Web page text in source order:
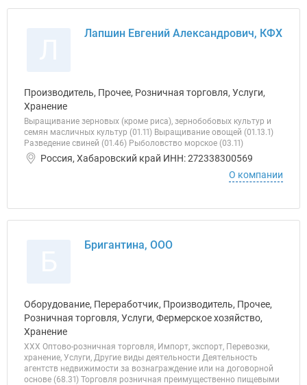
Лапшин Евгений Александрович, КФХ
Производитель, Прочее, Розничная торговля, Услуги,
Хранение
Выращивание зерновых (кроме риса), зернобобовых культур и
семян масличных культур (01.11) Выращивание овощей (01.13.1)
Разведение свиней (01.46) Рыболовство морское (03.11)
Россия, Хабаровский край ИНН: 272338300569
О компании
Бригантина, ООО
Оборудование, Переработчик, Производитель, Прочее,
Розничная торговля, Услуги, Фермерское хозяйство,
Хранение
ХХХ Оптово-розничная торговля, Импорт, экспорт, Перевозки,
хранение, Услуги, Другие виды деятельности Деятельность
агентств недвижимости за вознаграждение или на договорной
основе (68.31) Торговля розничная преимущественно пищевыми